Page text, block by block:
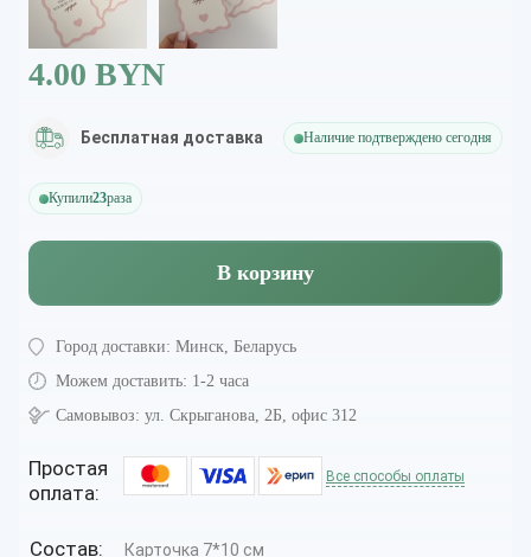
4.00 BYN
Бесплатная доставка Наличие подтверждено сегодня
Купили23раза
В корзину
Город доставки: Минск, Беларусь
Можем доставить: 1-2 часа
Самовывоз: ул. Скрыганова, 2Б, офис 312
Простая
оплата:
Все способы оплаты
Состав: Карточка 7*10 см